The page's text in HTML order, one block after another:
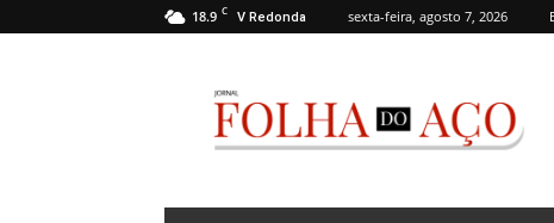
18.9 C V Redonda sexta-feira, agosto 7, 2026
Folha
do
Aço